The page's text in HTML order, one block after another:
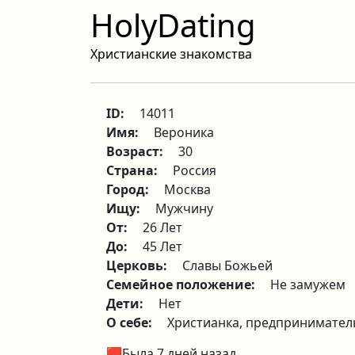
HolyDating
Христианские знакомства
ID:
14011
Имя:
Вероника
Возраст:
30
Страна:
Россия
Город:
Москва
Ищу:
Мужчину
От:
26 Лет
До:
45 Лет
Церковь:
Славы Божьей
Семейное положение:
Не замужем
Дети:
Нет
О себе:
Христианка,